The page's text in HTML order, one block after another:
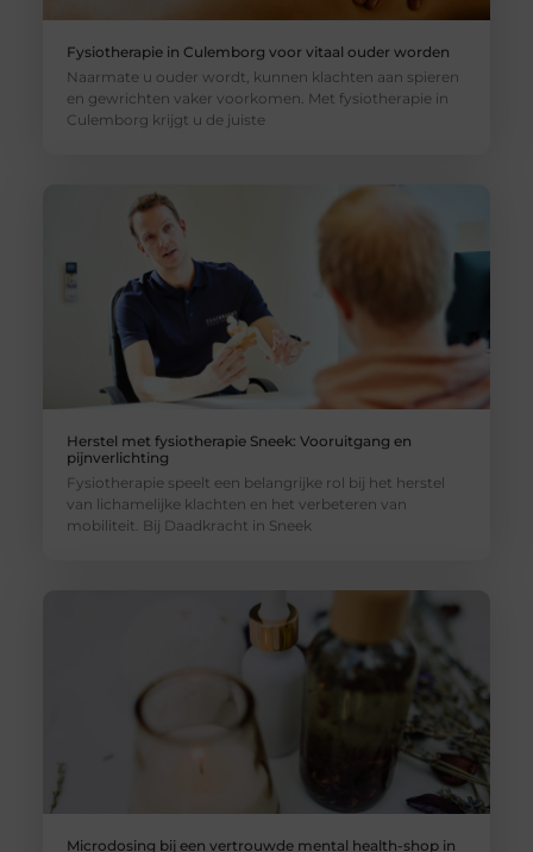
Fysiotherapie in Culemborg voor vitaal ouder worden
Naarmate u ouder wordt, kunnen klachten aan spieren
en gewrichten vaker voorkomen. Met fysiotherapie in
Culemborg krijgt u de juiste
Herstel met fysiotherapie Sneek: Vooruitgang en
pijnverlichting
Fysiotherapie speelt een belangrijke rol bij het herstel
van lichamelijke klachten en het verbeteren van
mobiliteit. Bij Daadkracht in Sneek
Microdosing bij een vertrouwde mental health-shop in